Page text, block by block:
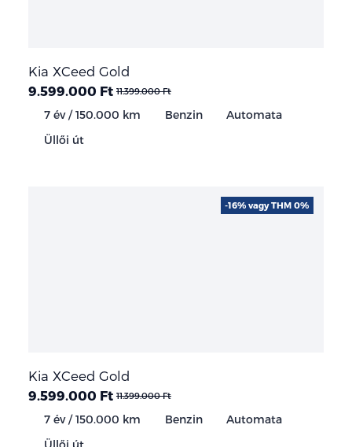
Kia XCeed Gold
9.599.000 Ft 11.399.000 Ft
7 év / 150.000 km Benzin
Automata
Üllői út
Kia XCeed Gold
9.599.000 Ft 11.399.000 Ft
7 év / 150.000 km Benzin
Automata
Üllői út
-16% vagy THM 0%